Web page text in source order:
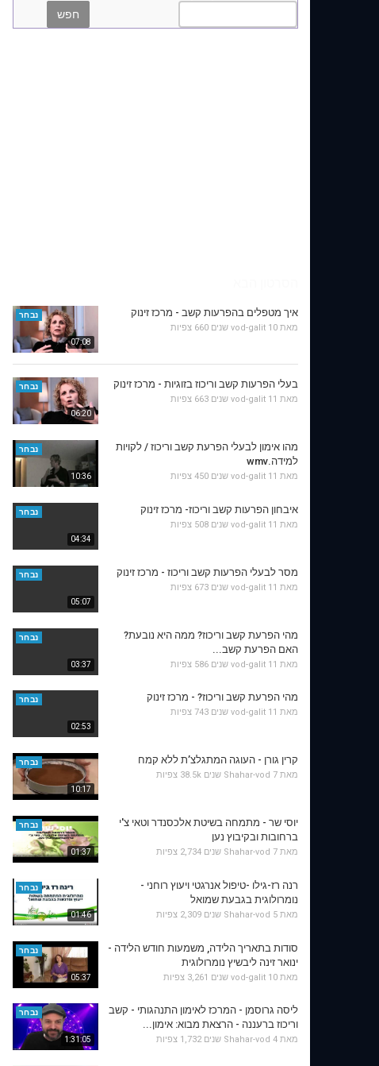
07:08
נבחר איך מטפלים בהפרעות קשב - מרכז זינוק
מאת vod-galit 10 שנים 660 צפיות
06:20
נבחר בעלי הפרעות קשב וריכוז בזוגיות - מרכז זינוק
מאת vod-galit 11 שנים 663 צפיות
10:36
נבחר
מהו אימון לבעלי הפרעת קשב וריכוז / לקויות
למידה.wmv
מאת vod-galit 11 שנים 450 צפיות
04:34
נבחר איבחון הפרעות קשב וריכוז- מרכז זינוק
מאת vod-galit 11 שנים 508 צפיות
05:07
נבחר מסר לבעלי הפרעות קשב וריכוז - מרכז זינוק
מאת vod-galit 11 שנים 673 צפיות
03:37
נבחר
מהי הפרעת קשב וריכוז? ממה היא נובעת?
האם הפרעת קשב...
מאת vod-galit 11 שנים 586 צפיות
02:53
נבחר מהי הפרעת קשב וריכוז? - מרכז זינוק
מאת vod-galit 11 שנים 743 צפיות
10:17
נבחר קרין גורן - העוגה המתגלצ’ת ללא קמח
מאת Shahar-vod 7 שנים 38.5k צפיות
01:37
נבחר
יוסי שר - מתמחה בשיטת אלכסנדר וטאי צ'י
ברחובות ובקיבוץ נען
מאת Shahar-vod 7 שנים 2,734 צפיות
01:46
נבחר
רנה רז-גילו -טיפול אנרגטי ויעוץ רוחני -
נומרולוגית בגבעת שמואל
מאת Shahar-vod 5 שנים 2,309 צפיות
05:37
נבחר
סודות בתאריך הלידה, משמעות חודש הלידה -
ינואר זינה ליבשיץ נומרולוגית
מאת vod-galit 10 שנים 3,261 צפיות
1:31:05
נבחר
ליסה גרוסמן - המרכז לאימון התנהגותי - קשב
וריכוז ברעננה - הרצאת מבוא: אימון...
מאת Shahar-vod 4 שנים 1,732 צפיות